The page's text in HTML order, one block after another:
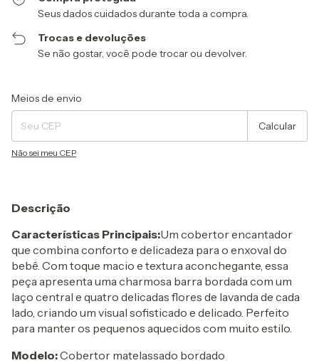
Seus dados cuidados durante toda a compra.
Trocas e devoluções
Se não gostar, você pode trocar ou devolver.
Entregas para o CEP:
Meios de envio
Calcular
Não sei meu CEP
Descrição
Características Principais:Um cobertor encantador
que combina conforto e delicadeza para o enxoval do
bebê. Com toque macio e textura aconchegante, essa
peça apresenta uma charmosa barra bordada com um
laço central e quatro delicadas flores de lavanda de cada
lado, criando um visual sofisticado e delicado. Perfeito
para manter os pequenos aquecidos com muito estilo.
Modelo:Cobertor matelassado bordado